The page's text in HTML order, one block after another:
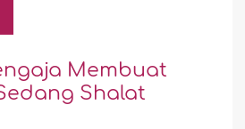
Membuat
Shalat